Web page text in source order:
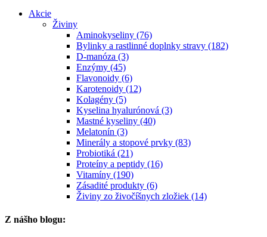
Akcie
Živiny
Aminokyseliny (76)
Bylinky a rastlinné doplnky stravy (182)
D-manóza (3)
Enzýmy (45)
Flavonoidy (6)
Karotenoidy (12)
Kolagény (5)
Kyselina hyalurónová (3)
Mastné kyseliny (40)
Melatonín (3)
Minerály a stopové prvky (83)
Probiotiká (21)
Proteíny a peptidy (16)
Vitamíny (190)
Zásadité produkty (6)
Živiny zo živočíšnych zložiek (14)
Z nášho blogu: